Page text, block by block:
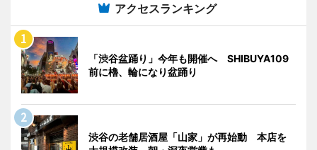
アクセスランキング
「渋谷盆踊り」今年も開催へ SHIBUYA109
前に櫓、輪になり盆踊り
渋谷の老舗居酒屋「山家」が再始動 本店を